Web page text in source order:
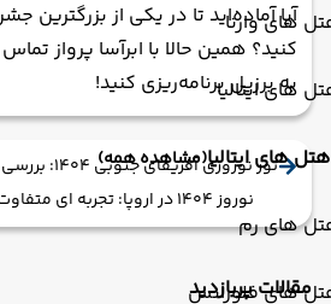
های وارنا
های ایتالیا
هتل های ایتالیا(مشاهده همه)
های رم
های فلورانس
آیا آماده‌اید تا در یکی از بزرگترین
کنید؟ همین حالا با ابرآسا پرواز
به برزیل برنامه‌ریزی کنید!
تور نوروزی آفریقای جنوبی 1404: بررسی بهترین جاذبه ها
نوروز 1404 در اروپا: تجربه ای متفاوت با تورهای ابرآسا پرواز
مقالات پربازدید